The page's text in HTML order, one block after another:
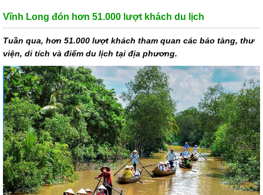
Vĩnh Long đón hơn 51.000 lượt khách du lịch
Tuần qua, hơn 51.000 lượt khách tham quan các bảo tàng, thư
viện, di tích và điểm du lịch tại địa phương.